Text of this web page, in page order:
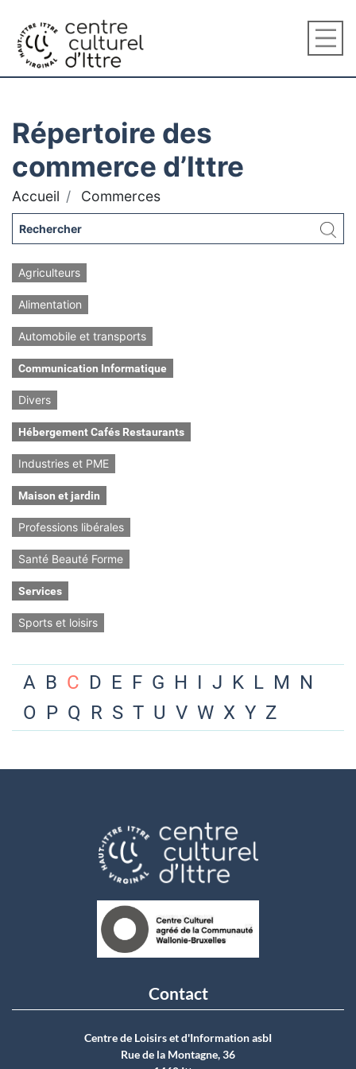
Répertoire des
commerce d’Ittre
Accueil Commerces
Agriculteurs
Alimentation
Automobile et transports
Communication Informatique
Divers
Hébergement Cafés Restaurants
Industries et PME
Maison et jardin
Professions libérales
Santé Beauté Forme
Services
Sports et loisirs
A B C D E F G H I J K L M N
O P Q R S T U V W X Y Z
Contact
Centre de Loisirs et d'Information asbI
Rue de la Montagne, 36